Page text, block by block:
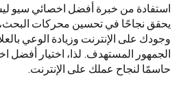
استفادة من خبرة أفضل اخصائي
يحقق نجاحًا في تحسين محركات
وجودك على الإنترنت وزيادة الوعي
الجمهور المستهدف. لذا، اختيار أفضل
حاسمًا لنجاح عملك على الإنترنت.